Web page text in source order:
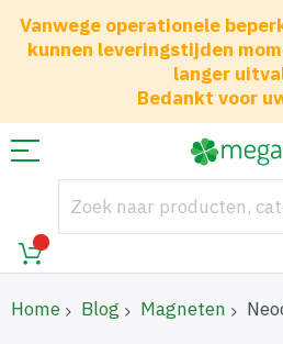
Vanwege operationele
kunnen leveringstijden
langer
Bedankt voor
Home Blog Magneten